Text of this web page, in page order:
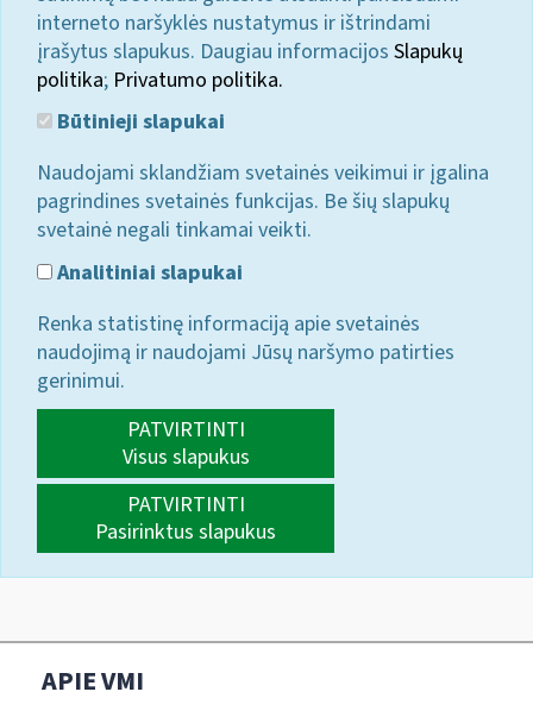
interneto naršyklės nustatymus ir ištrindami
įrašytus slapukus. Daugiau informacijos Slapukų
politika; Privatumo politika.
Būtinieji slapukai
Naudojami sklandžiam svetainės veikimui ir įgalina
pagrindines svetainės funkcijas. Be šių slapukų
svetainė negali tinkamai veikti.
Analitiniai slapukai
Renka statistinę informaciją apie svetainės
naudojimą ir naudojami Jūsų naršymo patirties
gerinimui.
PATVIRTINTI
Visus slapukus
PATVIRTINTI
Pasirinktus slapukus
APIE VMI